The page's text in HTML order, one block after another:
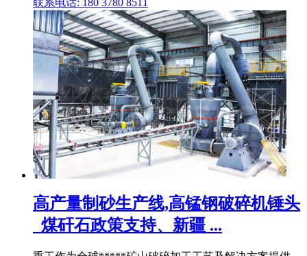
联系电话: 180 3780 8511
高产量制砂生产线,高锰钢破碎机锤头
_煤矸石政策支持、新疆 ...